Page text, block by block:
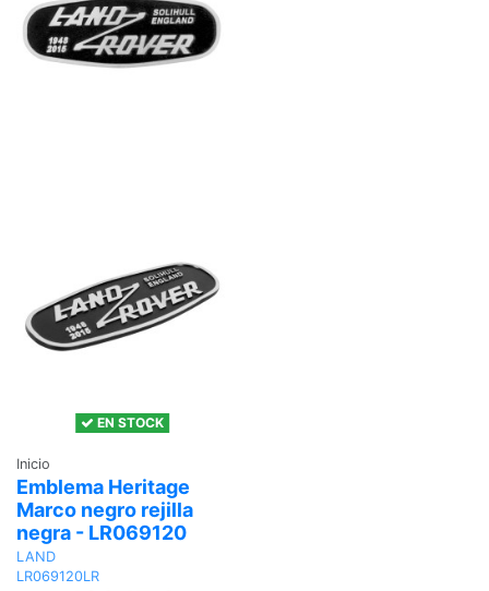
EN STOCK
Inicio
Emblema Heritage
Marco negro rejilla
negra - LR069120
LAND
LR069120LR